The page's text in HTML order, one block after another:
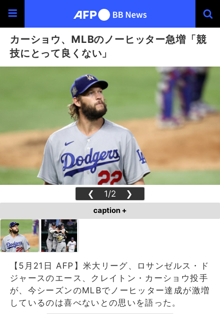
カーショウ、MLBのノーヒッター急増「競
技にとって良くない」
❮ 1/2 ❯
caption +
【5月21日 AFP】米大リーグ、ロサンゼルス・ド
ジャースのエース、クレイトン・カーショウ投手
が、今シーズンのMLBでノーヒッター達成が激増
しているのは喜べないとの思いを語った。